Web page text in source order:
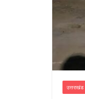
उत्तराखंड